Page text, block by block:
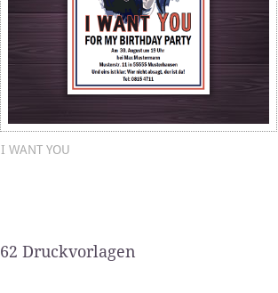
I WANT YOU
62 Druckvorlagen